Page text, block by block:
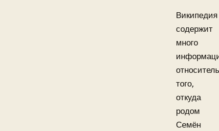
Википедия
содержит
много
того,
откуда
родом
Семён